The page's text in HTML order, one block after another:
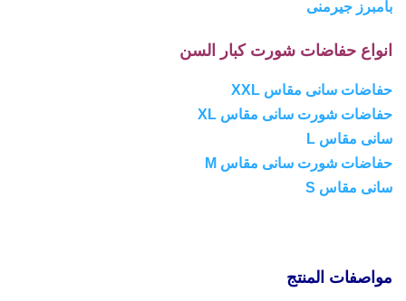
بامبرز جيرمنى
انواع حفاضات شورت كبار السن
حفاضات سانى مقاس XXL
حفاضات شورت سانى مقاس XL
سانى مقاس L
حفاضات شورت سانى مقاس M
سانى مقاس S
مواصفات المنتج